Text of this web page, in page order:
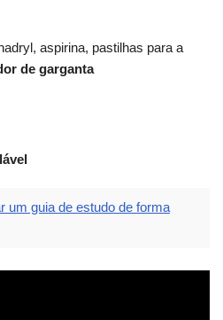
aspirina, pastilhas para a
de garganta
um guia de estudo de forma